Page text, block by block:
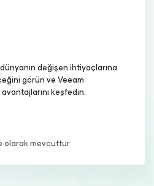
değişen ihtiyaçlarına
görün ve Veeam
keşfedin.
olarak mevcuttur